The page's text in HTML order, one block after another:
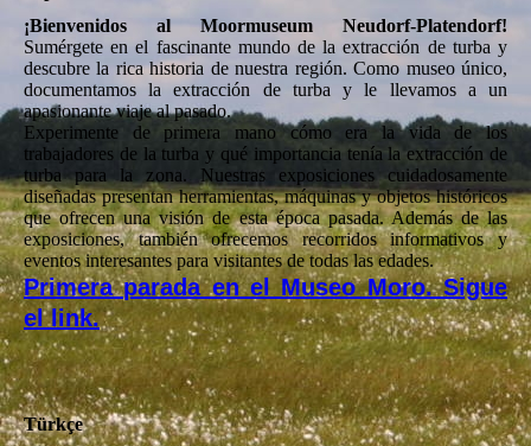
¡Bienvenidos al Moormuseum Neudorf-Platendorf!
Sumérgete en el fascinante mundo de la extracción de turba y
descubre la rica historia de nuestra región. Como museo único,
documentamos la extracción de turba y le llevamos a un
apasionante viaje al pasado.
Experimente de primera mano cómo era la vida de los
trabajadores de la turba y qué importancia tenía la extracción de
turba para la zona. Nuestras exposiciones cuidadosamente
diseñadas presentan herramientas, máquinas y objetos históricos
que ofrecen una visión de esta época pasada. Además de las
exposiciones, también ofrecemos recorridos informativos y
eventos interesantes para visitantes de todas las edades.
Primera parada en el Museo Moro. Sigue
el link.
Türkçe